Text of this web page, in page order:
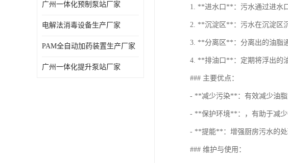
广州一体化预制泵站厂家
电解法消毒设备生产厂家
PAM全自动加药装置生产厂家
广州一体化提升泵站厂家
1. **进水口**：污水通过进水
2. **沉淀区**：污水在沉淀区
3. **分离区**：分离出的油脂
4. **排油口**：定期将浮出的
### 主要优点：
- **减少污染**：有效减少油脂
- **保护环境**：，有助于减少
- **提能**：增强厨房污水的处
### 维护与使用：